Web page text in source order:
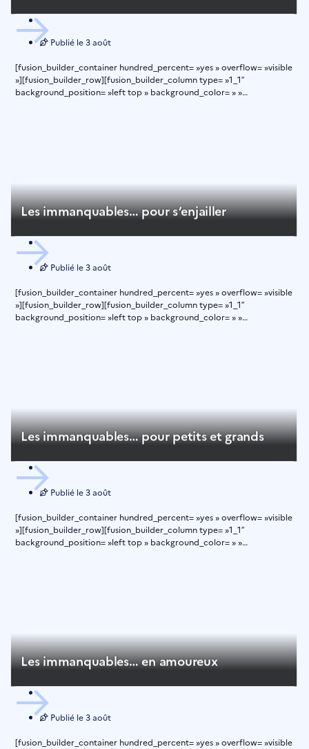
Publié le3 août
[fusion_builder_container hundred_percent= »yes » overflow= »visible
»][fusion_builder_row][fusion_builder_column type= »1_1″
background_position= »left top » background_color= » »
Les immanquables… pour s’enjailler
Publié le3 août
[fusion_builder_container hundred_percent= »yes » overflow= »visible
»][fusion_builder_row][fusion_builder_column type= »1_1″
background_position= »left top » background_color= » »
Les immanquables… pour petits et grands
Publié le3 août
[fusion_builder_container hundred_percent= »yes » overflow= »visible
»][fusion_builder_row][fusion_builder_column type= »1_1″
background_position= »left top » background_color= » »
Les immanquables… en amoureux
Publié le3 août
[fusion_builder_container hundred_percent= »yes » overflow= »visible